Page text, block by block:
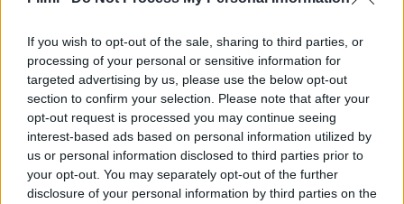
If you wish to opt-out of the sale, sharing to third parties, or
processing of your personal or sensitive information for
targeted advertising by us, please use the below opt-out
section to confirm your selection. Please note that after your
opt-out request is processed you may continue seeing
interest-based ads based on personal information utilized by
us or personal information disclosed to third parties prior to
your opt-out. You may separately opt-out of the further
disclosure of your personal information by third parties on the